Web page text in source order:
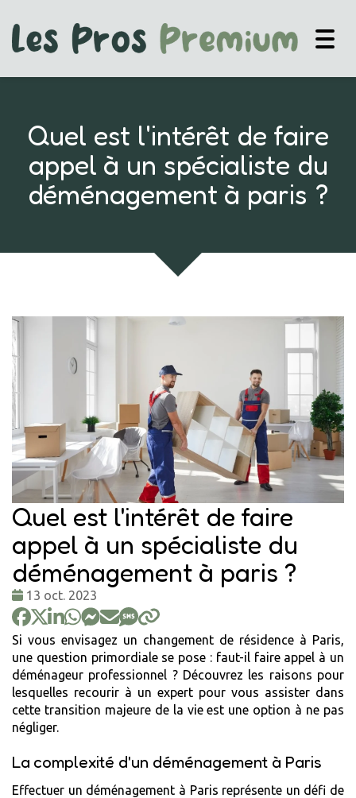
Quel est l'intérêt de faire
appel à un spécialiste du
déménagement à paris ?
Quel est l'intérêt de faire
appel à un spécialiste du
déménagement à paris ?
Date
:
13 oct. 2023
Si vous envisagez un changement de résidence à Paris,
une question primordiale se pose : faut-il faire appel à un
déménageur professionnel ? Découvrez les raisons pour
lesquelles recourir à un expert pour vous assister dans
cette transition majeure de la vie est une option à ne pas
négliger.
La complexité d'un déménagement à Paris
Effectuer un déménagement à Paris représente un défi de